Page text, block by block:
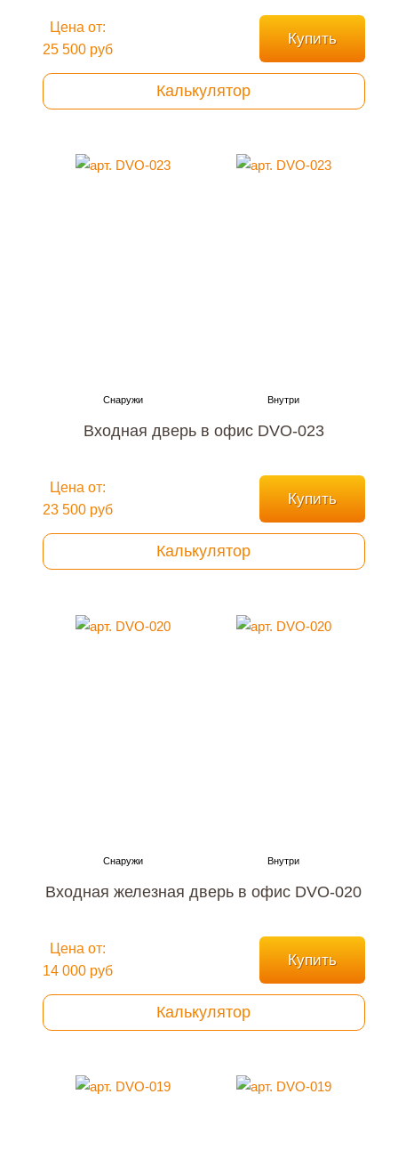
Цена от:
25 500 руб
Купить
Калькулятор
Входная дверь в офис DVO-023
Цена от:
23 500 руб
Купить
Калькулятор
Входная железная дверь в офис DVO-020
Цена от:
14 000 руб
Купить
Калькулятор